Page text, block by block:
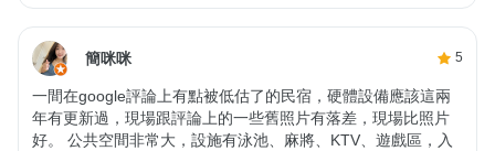
簡咪咪 5
一間在google評論上有點被低估了的民宿，硬體設備應該這兩
年有更新過，現場跟評論上的一些舊照片有落差，現場比照片
好。 公共空間非常大，設施有泳池、麻將、KTV、遊戲區，入